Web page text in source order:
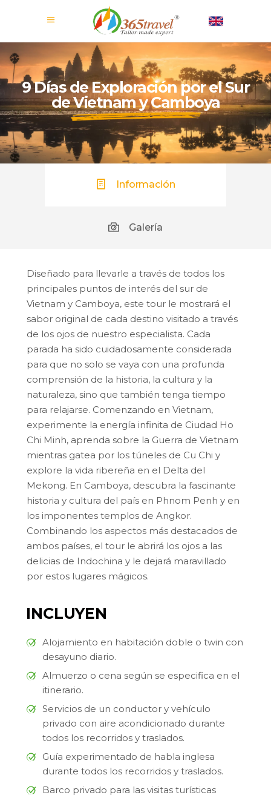
9 Días de Exploración por el Sur
de Vietnam y Camboya
Información
Galería
Diseñado para llevarle a través de todos los
principales puntos de interés del sur de
Vietnam y Camboya, este tour le mostrará el
sabor original de cada destino visitado a través
de los ojos de nuestro especialista. Cada
parada ha sido cuidadosamente considerada
para que no solo se vaya con una profunda
comprensión de la historia, la cultura y la
naturaleza, sino que también tenga tiempo
para relajarse. Comenzando en Vietnam,
experimente la energía infinita de Ciudad Ho
Chi Minh, aprenda sobre la Guerra de Vietnam
mientras gatea por los túneles de Cu Chi y
explore la vida ribereña en el Delta del
Mekong. En Camboya, descubra la fascinante
historia y cultura del país en Phnom Penh y en
los imponentes templos de Angkor.
Combinando los aspectos más destacados de
ambos países, el tour le abrirá los ojos a las
delicias de Indochina y le dejará maravillado
por estos lugares mágicos.
INCLUYEN
Alojamiento en habitación doble o twin con
desayuno diario.
Almuerzo o cena según se especifica en el
itinerario.
Servicios de un conductor y vehículo
privado con aire acondicionado durante
todos los recorridos y traslados.
Guía experimentado de habla inglesa
durante todos los recorridos y traslados.
Barco privado para las visitas turísticas